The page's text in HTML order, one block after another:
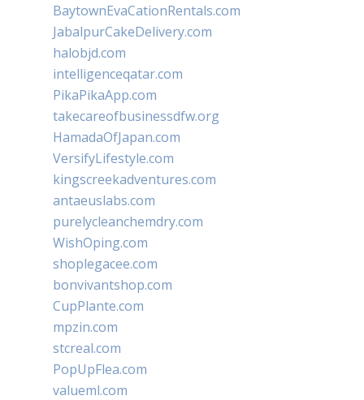
BaytownEvaCationRentals.com
JabalpurCakeDelivery.com
halobjd.com
intelligenceqatar.com
PikaPikaApp.com
takecareofbusinessdfw.org
HamadaOfJapan.com
VersifyLifestyle.com
kingscreekadventures.com
antaeuslabs.com
purelycleanchemdry.com
WishOping.com
shoplegacee.com
bonvivantshop.com
CupPlante.com
mpzin.com
stcreal.com
PopUpFlea.com
valueml.com